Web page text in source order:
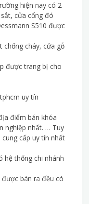
hiện nay có 2
cửa cổng đó
S510 được
chống cháy, cửa gỗ
được trang bị cho
uy tín
điểm bán khóa
nghiệp nhất. … Tuy
cấp uy tín nhất
hệ thống chi nhánh
bán ra đều có